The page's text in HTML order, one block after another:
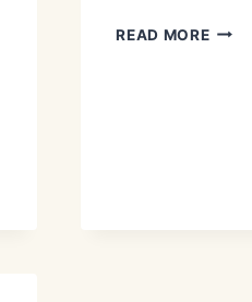
READ MORERESEP